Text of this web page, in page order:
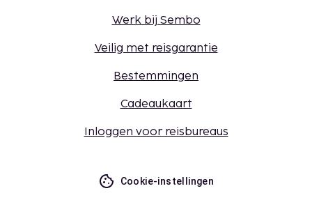
Werk bij Sembo
Veilig met reisgarantie
Bestemmingen
Cadeaukaart
Inloggen voor reisbureaus
Cookie-instellingen